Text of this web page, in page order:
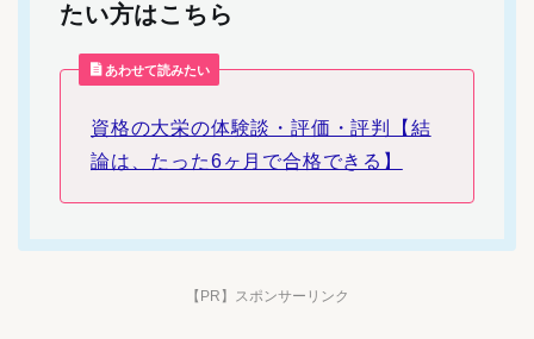
たい方はこちら
あわせて読みたい
資格の大栄の体験談・評価・評判【結
論は、たった6ヶ月で合格できる】
【PR】スポンサーリンク